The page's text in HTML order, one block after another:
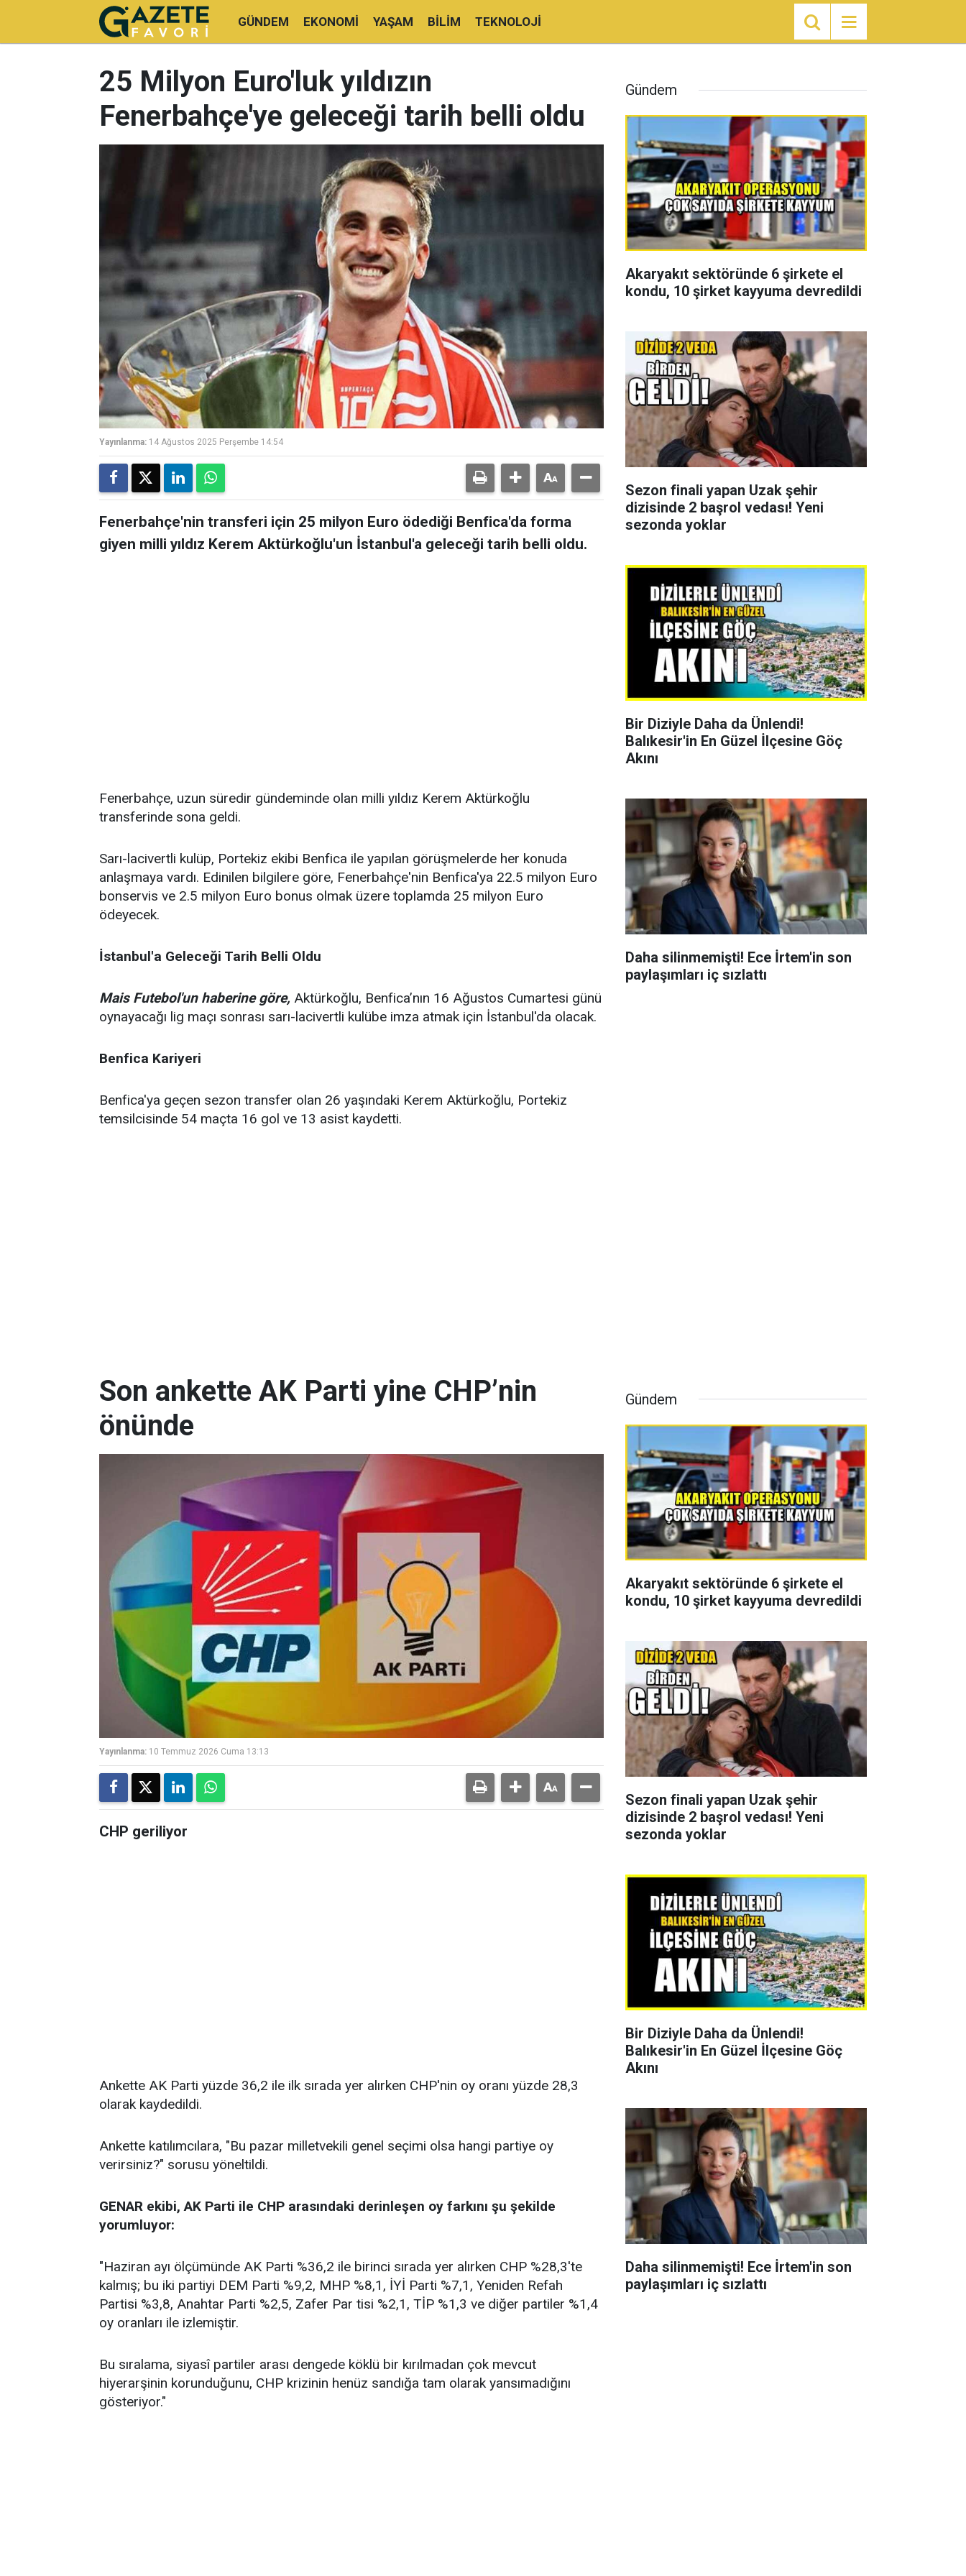
GÜNDEM EKONOMI YAŞAM BILIM TEKNOLOJI
25 Milyon Euro'luk yıldızın
Fenerbahçe'ye geleceği tarih belli oldu
Yayınlanma: 14 Ağustos 2025 Perşembe 14:54
Fenerbahçe'nin transferi için 25 milyon Euro ödediği Benfica'da forma
giyen milli yıldız Kerem Aktürkoğlu'un İstanbul'a geleceği tarih belli oldu.
Fenerbahçe, uzun süredir gündeminde olan milli yıldız Kerem Aktürkoğlu
transferinde sona geldi.
Sarı-lacivertli kulüp, Portekiz ekibi Benfica ile yapılan görüşmelerde her konuda
anlaşmaya vardı. Edinilen bilgilere göre, Fenerbahçe'nin Benfica'ya 22.5 milyon Euro
bonservis ve 2.5 milyon Euro bonus olmak üzere toplamda 25 milyon Euro
ödeyecek.
İstanbul'a Geleceği Tarih Belli Oldu
Mais Futebol'un haberine göre, Aktürkoğlu, Benfica’nın 16 Ağustos Cumartesi günü
oynayacağı lig maçı sonrası sarı-lacivertli kulübe imza atmak için İstanbul'da olacak.
Benfica Kariyeri
Benfica'ya geçen sezon transfer olan 26 yaşındaki Kerem Aktürkoğlu, Portekiz
temsilcisinde 54 maçta 16 gol ve 13 asist kaydetti.
Gündem
Akaryakıt sektöründe 6 şirkete el
kondu, 10 şirket kayyuma devredildi
Sezon finali yapan Uzak şehir
dizisinde 2 başrol vedası! Yeni
sezonda yoklar
Bir Diziyle Daha da Ünlendi!
Balıkesir'in En Güzel İlçesine Göç
Akını
Daha silinmemişti! Ece İrtem'in son
paylaşımları iç sızlattı
Son ankette AK Parti yine CHP’nin
önünde
Yayınlanma: 10 Temmuz 2026 Cuma 13:13
CHP geriliyor
Ankette AK Parti yüzde 36,2 ile ilk sırada yer alırken CHP'nin oy oranı yüzde 28,3
olarak kaydedildi.
Ankette katılımcılara, "Bu pazar milletvekili genel seçimi olsa hangi partiye oy
verirsiniz?" sorusu yöneltildi.
GENAR ekibi, AK Parti ile CHP arasındaki derinleşen oy farkını şu şekilde
yorumluyor:
"Haziran ayı ölçümünde AK Parti %36,2 ile birinci sırada yer alırken CHP %28,3'te
kalmış; bu iki partiyi DEM Parti %9,2, MHP %8,1, İYİ Parti %7,1, Yeniden Refah
Partisi %3,8, Anahtar Parti %2,5, Zafer Par tisi %2,1, TİP %1,3 ve diğer partiler %1,4
oy oranları ile izlemiştir.
Bu sıralama, siyasî partiler arası dengede köklü bir kırılmadan çok mevcut
hiyerarşinin korunduğunu, CHP krizinin henüz sandığa tam olarak yansımadığını
gösteriyor."
Gündem
Akaryakıt sektöründe 6 şirkete el
kondu, 10 şirket kayyuma devredildi
Sezon finali yapan Uzak şehir
dizisinde 2 başrol vedası! Yeni
sezonda yoklar
Bir Diziyle Daha da Ünlendi!
Balıkesir'in En Güzel İlçesine Göç
Akını
Daha silinmemişti! Ece İrtem'in son
paylaşımları iç sızlattı